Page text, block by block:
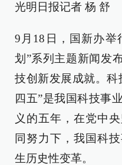
光明日报记者 杨 舒
9月18日，国新办举
划”系列主题新闻发
技创新发展成就。科
四五”是我国科技事
义的五年，在党中
同努力下，我国科
生历史性变革。